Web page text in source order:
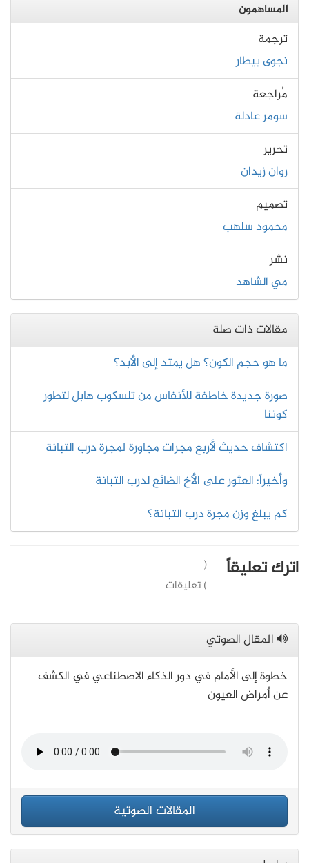
المساهمون
ترجمة
نجوى بيطار
مُراجعة
سومر عادلة
تحرير
روان زيدان
تصميم
محمود سلهب
نشر
مي الشاهد
مقالات ذات صلة
ما هو حجم الكون؟ هل يمتد إلى الأبد؟
صورة جديدة خاطفة للأنفاس من تلسكوب هابل لتطور
كوننا
اكتشاف حديث لأربع مجرات مجاورة لمجرة درب التبانة
وأخیراً: العثور على الأخ الضائع لدرب التبانة
كم يبلغ وزن مجرة درب التبانة؟
اترك تعليقاً
(
) تعليقات
المقال الصوتي
خطوة إلى الأمام في دور الذكاء الاصطناعي في الكشف
عن أمراض العيون
المقالات الصوتية